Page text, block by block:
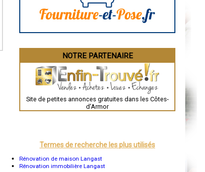
Brive-la-Gaillarde
Guéret
Besançon
Évreux
Chartres
Nîmes
Auch
Grenoble
Mont-de-Marsan
Blois
NOTRE PARTENAIRE
Site de petites annonces gratuites dans les Côtes-
d'Armor
Termes de recherche les plus utilisés
Rénovation de maison Langast
Rénovation immobilière Langast